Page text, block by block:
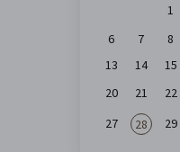
1
6
7 8
13
14 15
20
21 22
27
28 29